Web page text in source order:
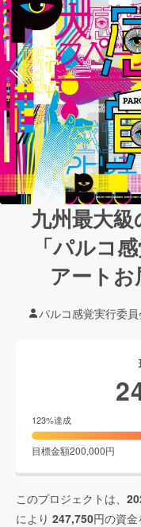
九州最大
「パルコ
アート
パルコ感覚実行委員
123%達成
目標金額200,000円
このプロジェクトは、
により 247,750円の資金